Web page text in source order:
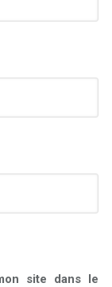
site dans le